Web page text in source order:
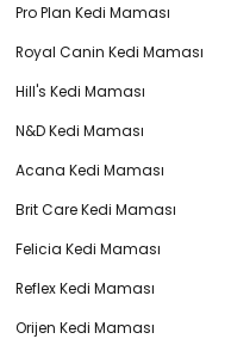
Pro Plan Kedi Maması
Royal Canin Kedi Maması
Hill's Kedi Maması
N&D Kedi Maması
Acana Kedi Maması
Brit Care Kedi Maması
Felicia Kedi Maması
Reflex Kedi Maması
Orijen Kedi Maması